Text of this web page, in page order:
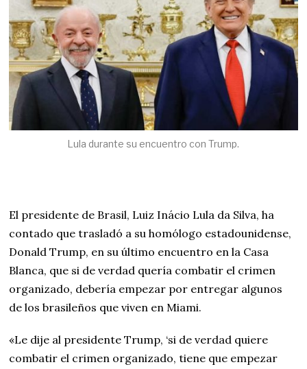
Lula durante su encuentro con Trump.
El presidente de Brasil, Luiz Inácio Lula da Silva, ha
contado que trasladó a su homólogo estadounidense,
Donald Trump, en su último encuentro en la Casa
Blanca, que si de verdad quería combatir el crimen
organizado, debería empezar por entregar algunos
de los brasileños que viven en Miami.
«Le dije al presidente Trump, ‘si de verdad quiere
combatir el crimen organizado, tiene que empezar